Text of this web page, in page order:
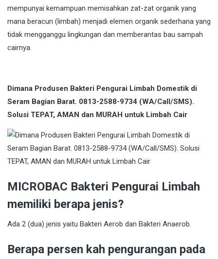
mempunyai kemampuan memisahkan zat-zat organik yang
mana beracun (limbah) menjadi elemen organik sederhana yang
tidak mengganggu lingkungan dan memberantas bau sampah
cairnya.
Dimana Produsen Bakteri Pengurai Limbah Domestik di
Seram Bagian Barat. 0813-2588-9734 (WA/Call/SMS).
Solusi TEPAT, AMAN dan MURAH untuk Limbah Cair
MICROBAC Bakteri Pengurai Limbah
memiliki berapa jenis?
Ada 2 (dua) jenis yaitu Bakteri Aerob dan Bakteri Anaerob.
Berapa persen kah pengurangan pada